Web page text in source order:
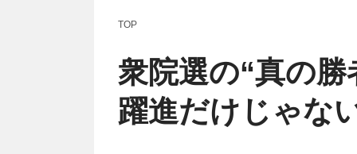
TOP
衆院選の“真の
躍進だけじゃな